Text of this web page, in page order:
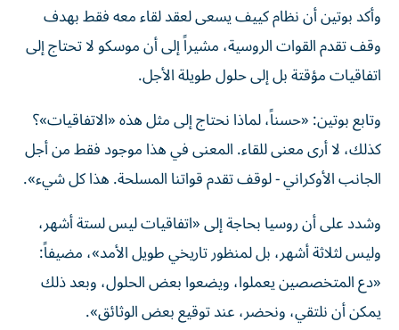
وأكد بوتين أن نظام كييف يسعى لعقد لقاء معه فقط بهدف
وقف تقدم القوات الروسية، مشيراً إلى أن موسكو لا تحتاج إلى
اتفاقيات مؤقتة بل إلى حلول طويلة الأجل.
وتابع بوتين: «حسناً، لماذا نحتاج إلى مثل هذه «الاتفاقيات»؟
كذلك، لا أرى معنى للقاء. المعنى في هذا موجود فقط من أجل
الجانب الأوكراني - لوقف تقدم قواتنا المسلحة. هذا كل شيء».
وشدد على أن روسيا بحاجة إلى «اتفاقيات ليس لستة أشهر،
وليس لثلاثة أشهر، بل لمنظور تاريخي طويل الأمد»، مضيفاً:
«دع المتخصصين يعملوا، ويضعوا بعض الحلول، وبعد ذلك
يمكن أن نلتقي، ونحضر، عند توقيع بعض الوثائق».